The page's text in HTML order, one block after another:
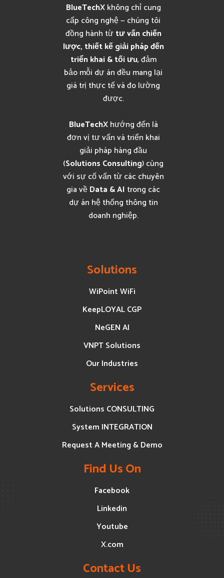
BlueTechXkhông chỉ cung
cấp công nghệ — chúng tôi
đồng hành từtư vấn chiến
lược, thiết kế giải pháp đến
triển khai & tối ưu, đảm
bảo mỗi dự án đều mang lại
giá trị thực tế và đo lường
được.
BlueTechXhướng đến là
đơn vị tư vấn và triển khai
giải pháp hàng đầu
(Solutions Consulting) cùng
với sự cố vấn từ các chuyên
gia vềData & AI trong các
dự án hệ thống thông tin
doanh nghiệp.
Solutions
WiPoint WiFi
KeepLOYAL CGP
NeGEN AI
VNPT Solutions
Our Industries
Services
Solutions CONSULTING
System INTEGRATION
Request A Meeting & Demo
Find Us On
Facebook
Linkedin
Youtube
X.com
Contact Us